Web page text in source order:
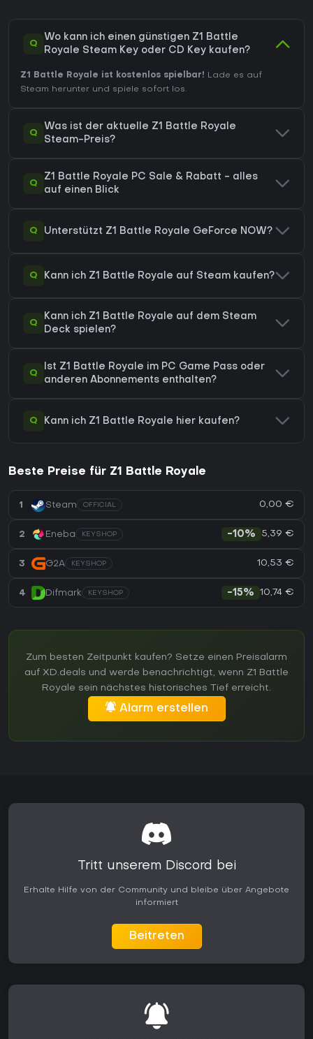
Q
Wo kann ich einen günstigen Z1 Battle
Royale Steam Key oder CD Key kaufen?
Z1 Battle Royale ist kostenlos spielbar! Lade es auf
Steam herunter und spiele sofort los.
Q
Was ist der aktuelle Z1 Battle Royale
Steam-Preis?
Q
Z1 Battle Royale PC Sale & Rabatt - alles
auf einen Blick
Q Unterstützt Z1 Battle Royale GeForce NOW?
Q Kann ich Z1 Battle Royale auf Steam kaufen?
Q
Kann ich Z1 Battle Royale auf dem Steam
Deck spielen?
Q
Ist Z1 Battle Royale im PC Game Pass oder
anderen Abonnements enthalten?
Q Kann ich Z1 Battle Royale hier kaufen?
Beste Preise für Z1 Battle Royale
1 Steam OFFICIAL 0,00 €
2 Eneba KEYSHOP -10% 5,39 €
3 G2A KEYSHOP 10,53 €
4 Difmark KEYSHOP -15% 10,74 €
Zum besten Zeitpunkt kaufen? Setze einen Preisalarm
auf XD.deals und werde benachrichtigt, wenn Z1 Battle
Royale sein nächstes historisches Tief erreicht.
Alarm erstellen
Tritt unserem Discord bei
Erhalte Hilfe von der Community und bleibe über Angebote
informiert
Beitreten